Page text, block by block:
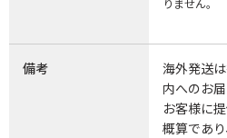
りません。
備考
海外発送
内へのお
お客様に
概算であ